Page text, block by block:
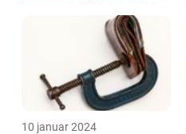
10 januar 2024